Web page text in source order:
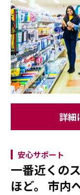
詳細
安心サポート
一番近くの
ほど。 市内